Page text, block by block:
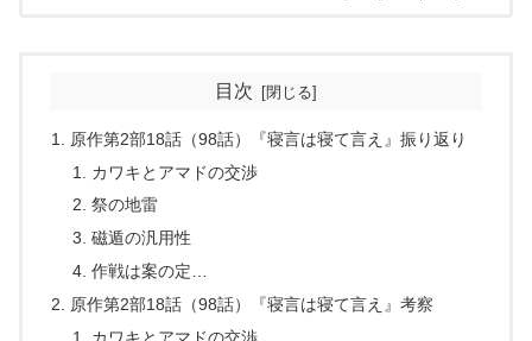
目次
原作第2部18話（98話）『寝言は寝て言え』振り返り
カワキとアマドの交渉
祭の地雷
磁遁の汎用性
作戦は案の定…
原作第2部18話（98話）『寝言は寝て言え』考察